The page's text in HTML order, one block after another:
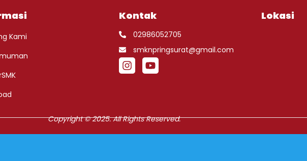
Kami
Kontak
02986052705
smknpringsurat@gmail.com
Lokasi
Copyright © 2025. All Rights Reserved.